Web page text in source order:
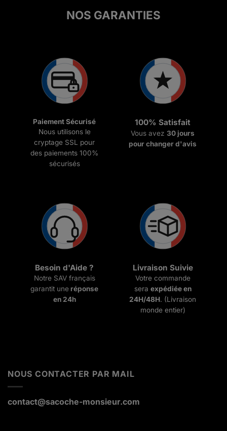
NOS GARANTIES
Paiement Sécurisé
Nous utilisons le
cryptage SSL pour
des paiements 100%
sécurisés
100% Satisfait
Vous avez 30 jours
pour changer d'avis
Besoin d'Aide ?
Notre SAV français
garantit une réponse
en 24h
Livraison Suivie
Votre commande
sera expédiée en
24H/48H. (Livraison
monde entier)
NOUS CONTACTER PAR MAIL
contact@sacoche-monsieur.com